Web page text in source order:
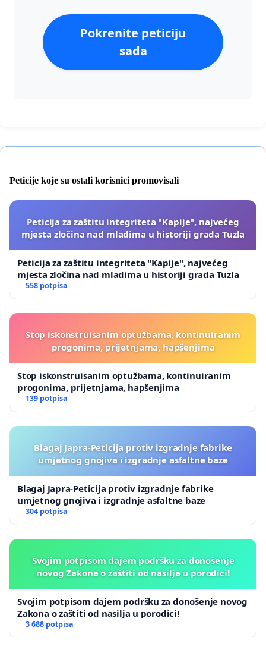
Pokrenite peticiju
sada
Peticije koje su ostali korisnici promovisali
Peticija za zaštitu integriteta "Kapije", najvećeg
mjesta zločina nad mladima u historiji grada Tuzla
Peticija za zaštitu integriteta "Kapije", najvećeg
mjesta zločina nad mladima u historiji grada Tuzla
558 potpisa
Stop iskonstruisanim optužbama, kontinuiranim
progonima, prijetnjama, hapšenjima
Stop iskonstruisanim optužbama, kontinuiranim
progonima, prijetnjama, hapšenjima
139 potpisa
Blagaj Japra-Peticija protiv izgradnje fabrike
umjetnog gnojiva i izgradnje asfaltne baze
Blagaj Japra-Peticija protiv izgradnje fabrike
umjetnog gnojiva i izgradnje asfaltne baze
304 potpisa
Svojim potpisom dajem podršku za donošenje
novog Zakona o zaštiti od nasilja u porodici!
Svojim potpisom dajem podršku za donošenje novog
Zakona o zaštiti od nasilja u porodici!
3 688 potpisa